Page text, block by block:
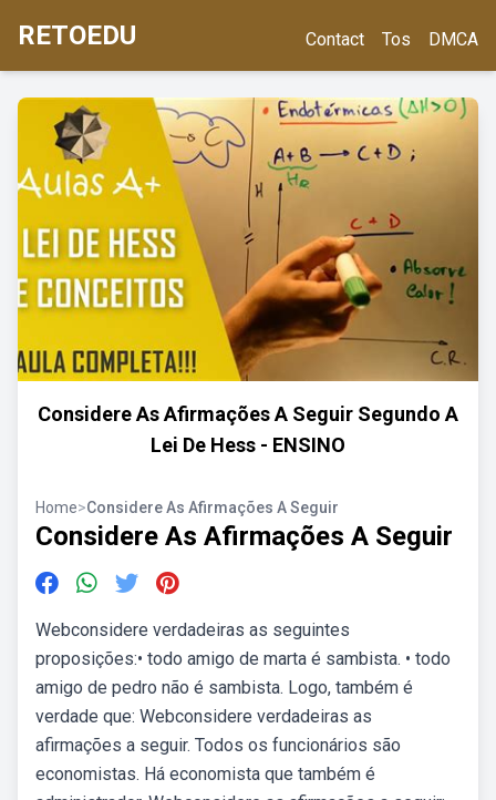
RETOEDU Contact Tos DMCA
Considere As Afirmações A Seguir Segundo A
Lei De Hess - ENSINO
Home>Considere As Afirmações A Seguir
Considere As Afirmações A Seguir
Webconsidere verdadeiras as seguintes
proposições:• todo amigo de marta é sambista. • todo
amigo de pedro não é sambista. Logo, também é
verdade que: Webconsidere verdadeiras as
afirmações a seguir. Todos os funcionários são
economistas. Há economista que também é